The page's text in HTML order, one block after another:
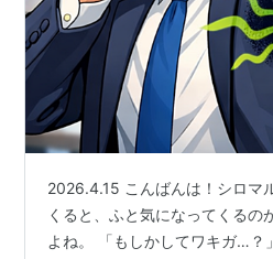
2026.4.15 こんばんは！シロマ
くると、ふと気になってくるの
よね。 「もしかしてワキガ…？